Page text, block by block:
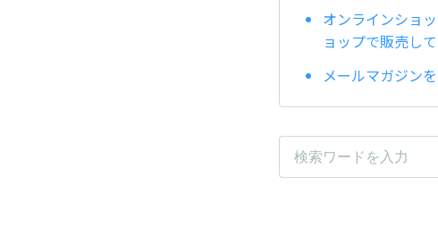
オンラインショ
ョップで販売して
メールマガジン